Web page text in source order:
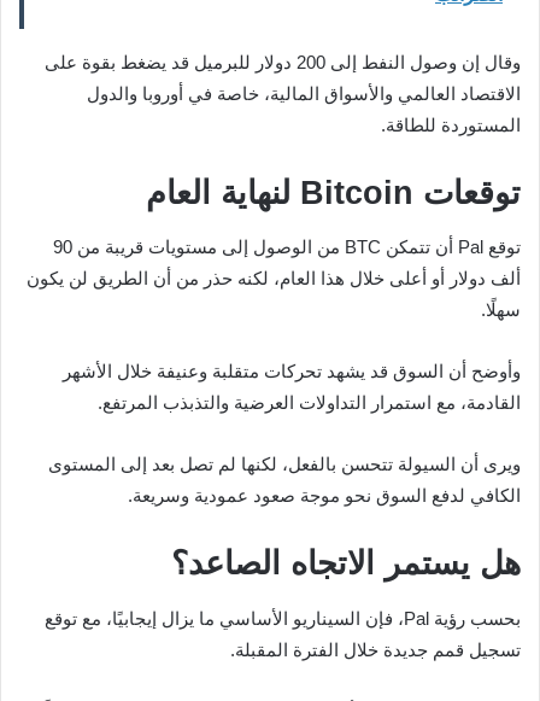
وقال إن وصول النفط إلى 200 دولار للبرميل قد يضغط بقوة على
الاقتصاد العالمي والأسواق المالية، خاصة في أوروبا والدول
المستوردة للطاقة.
توقعات Bitcoin لنهاية العام
توقع Pal أن تتمكن BTC من الوصول إلى مستويات قريبة من 90
ألف دولار أو أعلى خلال هذا العام، لكنه حذر من أن الطريق لن يكون
سهلًا.
وأوضح أن السوق قد يشهد تحركات متقلبة وعنيفة خلال الأشهر
القادمة، مع استمرار التداولات العرضية والتذبذب المرتفع.
ويرى أن السيولة تتحسن بالفعل، لكنها لم تصل بعد إلى المستوى
الكافي لدفع السوق نحو موجة صعود عمودية وسريعة.
هل يستمر الاتجاه الصاعد؟
بحسب رؤية Pal، فإن السيناريو الأساسي ما يزال إيجابيًا، مع توقع
تسجيل قمم جديدة خلال الفترة المقبلة.